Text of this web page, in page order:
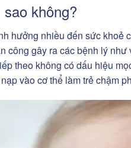
không?
hưởng nhiều đến sức khoẻ
công gây ra các bệnh lý như
theo không có dấu hiệu
vào cơ thể làm trẻ chậm